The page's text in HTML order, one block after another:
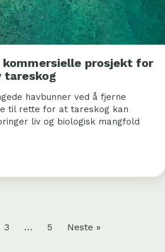
prosjekt for
tareskog
havbunner ved å fjerne
til rette for at tareskog kan
liv og biologisk mangfold
3 … 5 Neste »